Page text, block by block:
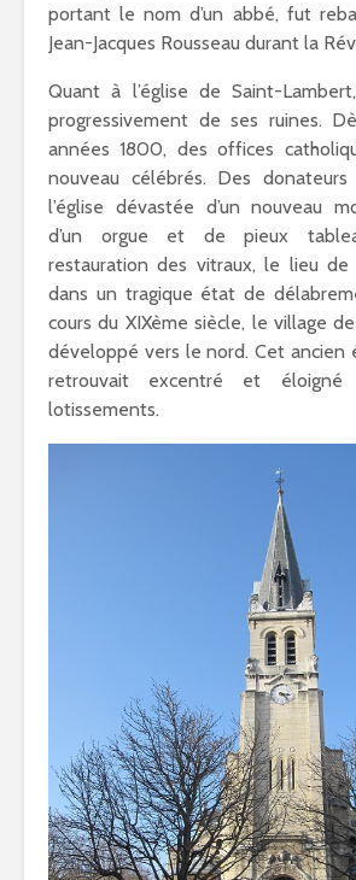
portant le nom d’un abbé, fut
Jean-Jacques Rousseau durant la
Quant à l’église de Saint-
progressivement de ses ruines.
années 1800, des offices
nouveau célébrés. Des
l’église dévastée d’un nouveau
d’un orgue et de pieux
restauration des vitraux, le lieu
dans un tragique état de
cours du XIXème siècle, le village de
développé vers le nord. Cet ancien
retrouvait excentré et éloigné
lotissements.